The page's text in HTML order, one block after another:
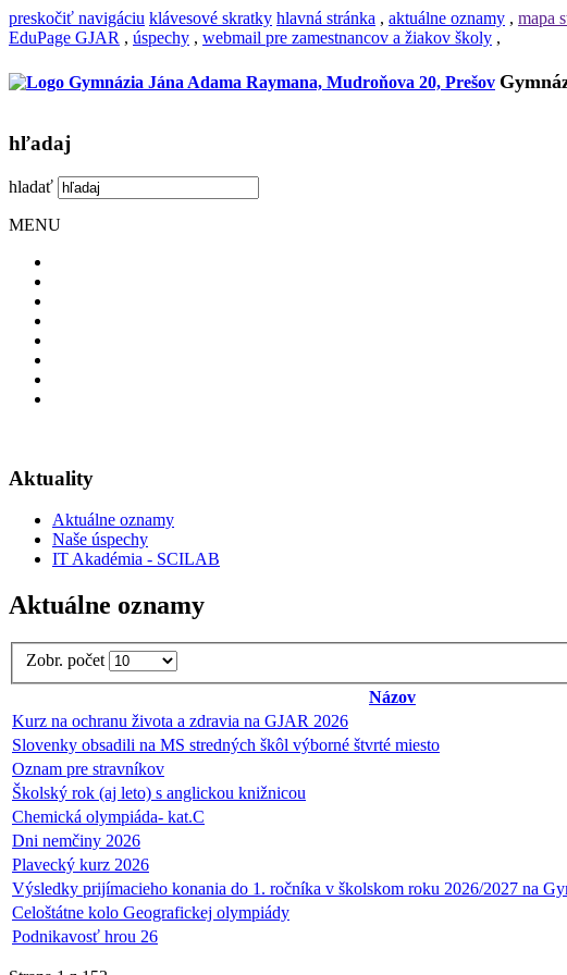
preskočiť navigáciu klávesové skratky hlavná stránka , aktuálne oznamy , mapa
EduPage GJAR , úspechy , webmail pre zamestnancov a žiakov školy ,
hľadaj
hladať
MENU
Aktuality
Aktuálne oznamy
Naše úspechy
IT Akadémia - SCILAB
Aktuálne oznamy
Zobr. počet
Názov
Kurz na ochranu života a zdravia na GJAR 2026
Slovenky obsadili na MS stredných škôl výborné štvrté miesto
Oznam pre stravníkov
Školský rok (aj leto) s anglickou knižnicou
Chemická olympiáda- kat.C
Dni nemčiny 2026
Plavecký kurz 2026
Výsledky prijímacieho konania do 1. ročníka v školskom roku 2026/2027 na
Celoštátne kolo Geografickej olympiády
Podnikavosť hrou 26